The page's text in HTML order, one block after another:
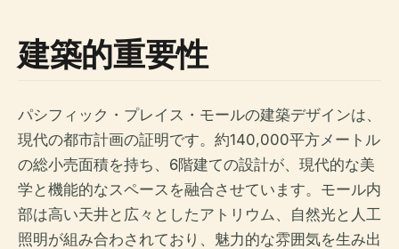
建築的重要性
パシフィック・プレイス・モールの建築デザインは、
現代の都市計画の証明です。約140,000平方メートル
の総小売面積を持ち、6階建ての設計が、現代的な美
学と機能的なスペースを融合させています。モール内
部は高い天井と広々としたアトリウム、自然光と人工
照明が組み合わされており、魅力的な雰囲気を生み出